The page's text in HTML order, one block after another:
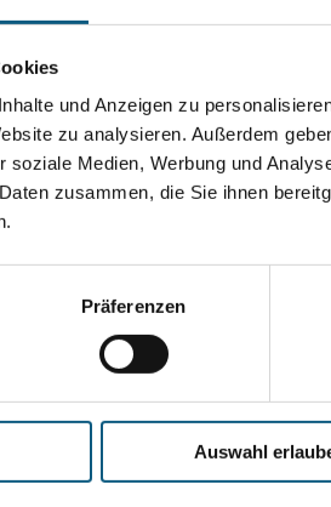
und Anzeigen zu
zu analysieren. Außerdem
soziale Medien, Werbung und
zusammen, die Sie ihnen
Präferenzen
Auswahl